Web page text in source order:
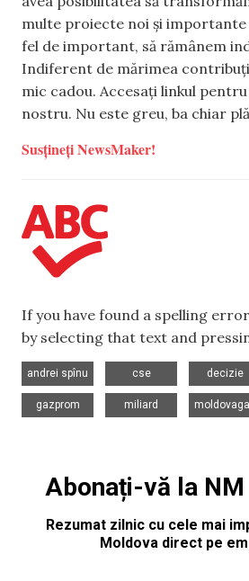
multe proiecte noi și importante
fel de important, să rămânem
Indiferent de mărimea
mic cadou. Accesați linkul
nostru. Nu este greu, ba chiar
Susțineți NewsMaker!
If you have found a spelling
by selecting that text and
andrei spînu
cse
decizie
gazprom
miliard
Abonați-vă la
Rezumat zilnic cu cele mai
Moldova direct pe